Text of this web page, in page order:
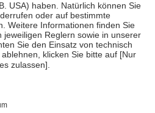
zum vollendeten 18. Lebensjahr
und Früherkennung, die von der
Dienstleister für die